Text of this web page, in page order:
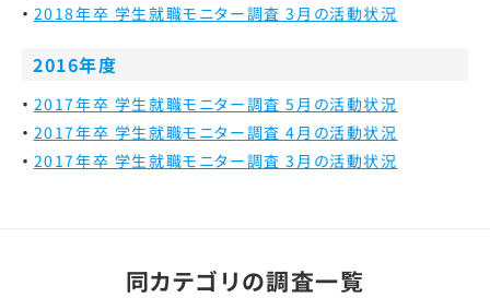
2018年卒 学生就職モニター調査 3月の活動状況
2016年度
2017年卒 学生就職モニター調査 5月の活動状況
2017年卒 学生就職モニター調査 4月の活動状況
2017年卒 学生就職モニター調査 3月の活動状況
同カテゴリの調査一覧